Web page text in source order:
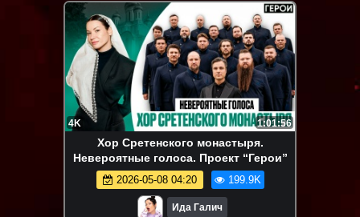
4K 1:01:56
Хор Сретенского монастыря.
Невероятные голоса. Проект “Герои”
2026-05-08 04:20 199.9K
Ида Галич